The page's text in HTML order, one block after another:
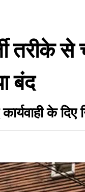
तरीके
बंद
के दिए